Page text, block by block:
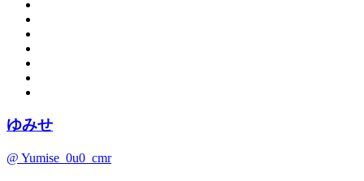
ゆみせ
@ Yumise_0u0_cmr